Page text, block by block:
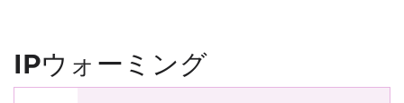
IPウォーミング